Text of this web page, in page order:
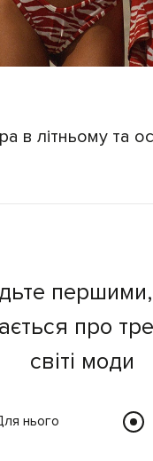
в літньому та
про
світі моди
нього